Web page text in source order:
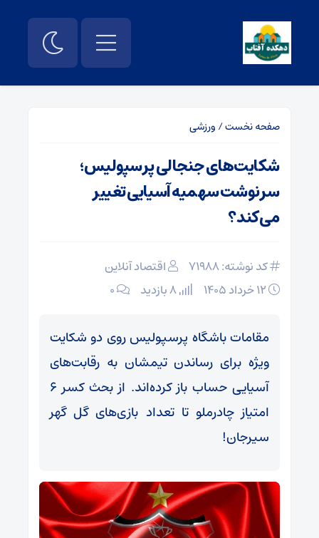
صفحه نخست/ ورزشی
شکایت‌های جنجالی پرسپولیس؛
سرنوشت سهمیه آسیایی تغییر
می‌کند؟
کد نوشته: 71988
اقتصاد آنلاین
۰
مقامات باشگاه پرسپولیس روی دو شکایت
ویژه برای رساندن تیمشان به رقابت‌های
آسیایی حساب باز کرده‌اند. از بحث کسر ۶
امتیاز چادرملو تا تعداد بازی‌های گل گهر
سیرجان!